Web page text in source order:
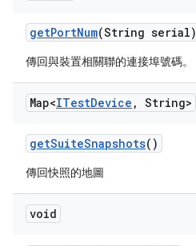
getPortNum(String serial)
傳回與裝置相關聯的連接埠號碼。
Map<ITestDevice , String>
getSuiteSnapshots()
傳回快照的地圖
void